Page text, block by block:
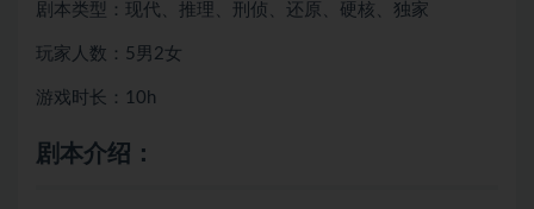
剧本类型：现代、推理、刑侦、还原、硬核、独家
玩家人数：5男2女
游戏时长：10h
剧本介绍：